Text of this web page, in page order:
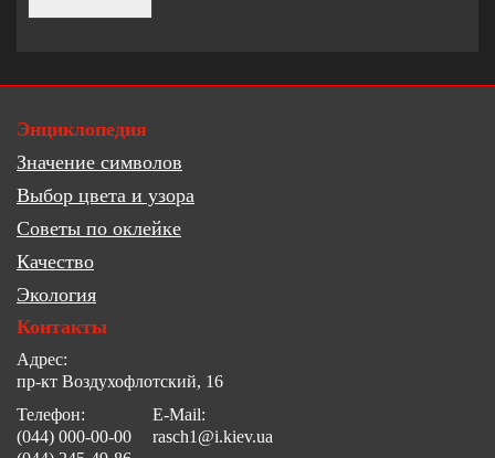
Энциклопедия
Значение символов
Выбор цвета и узора
Советы по оклейке
Качество
Экология
Контакты
Адрес:
пр-кт Воздухофлотский, 16
Телефон:
(044) 000-00-00
E-Mail:
rasch1@i.kiev.ua